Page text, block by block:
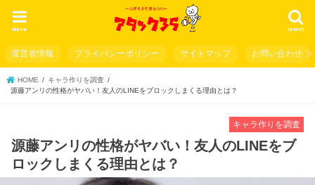
search
menu
運営者情報 プライバシーポリシー サイトマップ お問い合わせ
HOME
キャラ作りを調査
源藤アンリの性格がヤバい！友人のLINEをブロックしまくる理由とは？
キャラ作りを調査
源藤アンリの性格がヤバい！友人のLINEをブ
ロックしまくる理由とは？